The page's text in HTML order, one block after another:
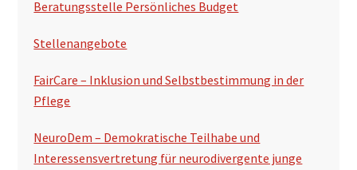
Beratungsstelle Persönliches Budget
Stellenangebote
FairCare – Inklusion und Selbstbestimmung in der
Pflege
NeuroDem – Demokratische Teilhabe und
Interessensvertretung für neurodivergente junge